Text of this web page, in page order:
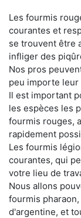
Les fourmis
courantes et
se trouvent être
infliger des
Nos pros
peu importe
Il est important
les espèces les
fourmis rouges,
rapidement
Les fourmis
courantes, qui
votre lieu de
Nous allons
fourmis
d'argentine, et